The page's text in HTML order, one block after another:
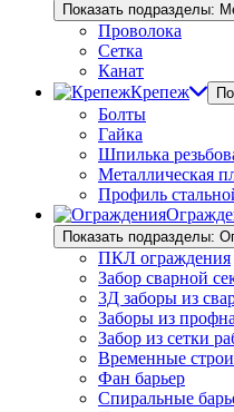
Показать подразделы:
Проволока
Сетка
Канат
Крепеж
Болты
Гайка
Шпилька
Металлическая
Профиль
Показать подразделы:
ПКЛ ограждения
Забор сварной
3Д заборы из
Заборы из
Забор из сетки
Временные
Фан барьер
Спиральные